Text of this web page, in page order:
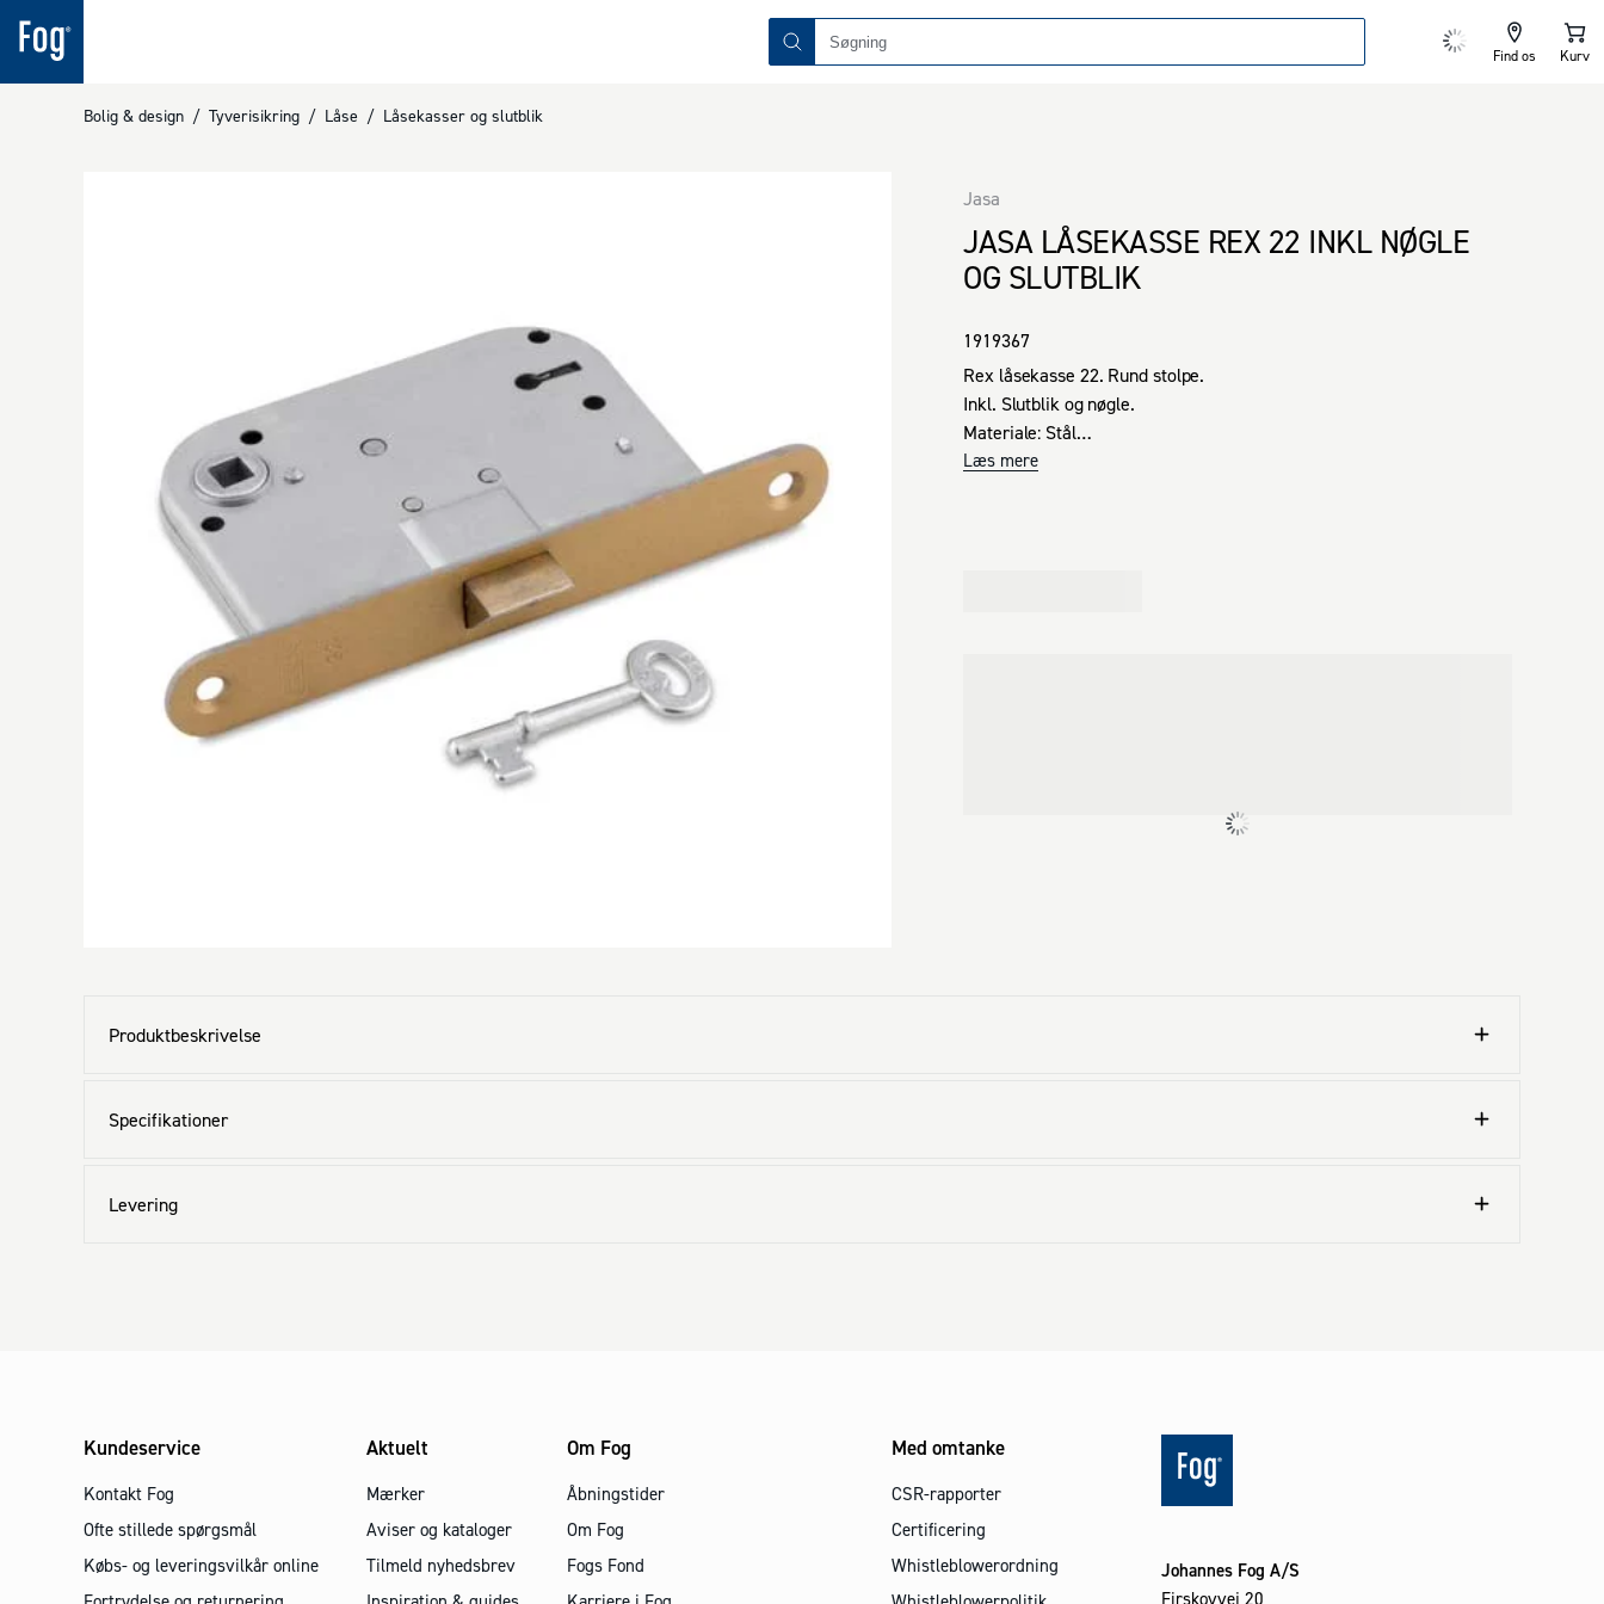
Find os Kurv
Bolig & design / Tyverisikring / Låse / Låsekasser og slutblik
JASA LÅSEKASSE REX 22 INKL NØGLE
OG SLUTBLIK
Jasa
1919367
Rex låsekasse 22. Rund stolpe.
Inkl. Slutblik og nøgle.
Materiale: Stål
Model: Vendbar.
Læs mere
Produktbeskrivelse
Specifikationer
Levering
Kundeservice
Kontakt Fog
Ofte stillede spørgsmål
Købs- og leveringsvilkår online
Aktuelt
Mærker
Aviser og kataloger
Tilmeld nyhedsbrev
Om Fog
Åbningstider
Om Fog
Fogs Fond
Med omtanke
CSR-rapporter
Certificering
Whistleblowerordning
Johannes Fog A/S
Firskovvej 20